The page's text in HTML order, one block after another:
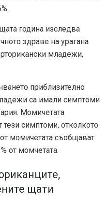
година изследва
здраве на урагана
младежи,
приблизително
са имали симптоми
Момичетата
тези симптоми, отколкото
момичетата съобщават
от момчетата.
щати